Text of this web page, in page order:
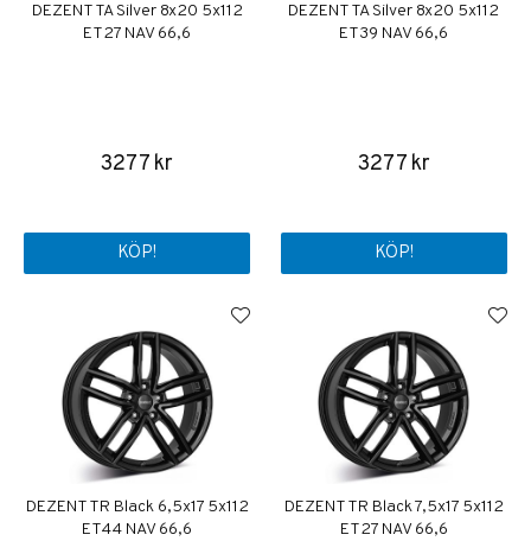
DEZENT TA Silver 8x20 5x112
ET27 NAV 66,6
3277 kr
KÖP!
DEZENT TA Silver 8x20 5x112
ET39 NAV 66,6
3277 kr
KÖP!
DEZENT TR Black 6,5x17 5x112
ET44 NAV 66,6
DEZENT TR Black 7,5x17 5x112
ET27 NAV 66,6